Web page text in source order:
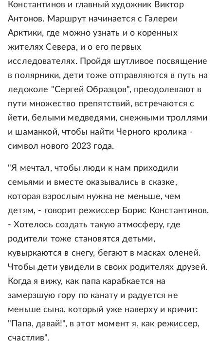
Константинов и главный художник Виктор
Антонов. Маршрут начинается с Галереи
Арктики, где можно узнать и о коренных
жителях Севера, и о его первых
исследователях. Пройдя шутливое посвящение
в полярники, дети тоже отправляются в путь на
ледоколе "Сергей Образцов", преодолевают в
пути множество препятствий, встречаются с
йети, белыми медведями, снежными троллями
и шаманкой, чтобы найти Черного кролика -
символ нового 2023 года.
"Я мечтал, чтобы люди к нам приходили
семьями и вместе оказывались в сказке,
которая взрослым нужна не меньше, чем
детям, - говорит режиссер Борис Константинов.
- Хотелось создать такую атмосферу, где
родители тоже становятся детьми,
кувыркаются в снегу, бегают в масках оленей.
Чтобы дети увидели в своих родителях друзей.
Когда я вижу, как папа карабкается на
замерзшую гору по канату и радуется не
меньше сына, который уже наверху и кричит:
"Папа, давай!", в этот момент я, как режиссер,
счастлив".